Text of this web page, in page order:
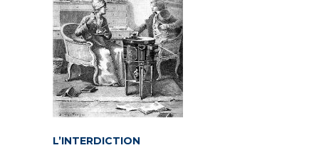
L’INTERDICTION